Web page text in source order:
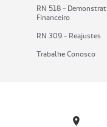
RN 518 -
Financeiro
RN 309 - Reajustes
Trabalhe Conosco